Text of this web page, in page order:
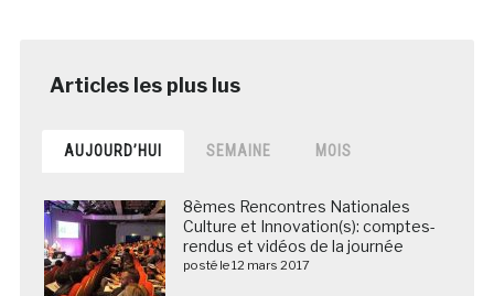
AUJOURD’HUI SEMAINE MOIS
8èmes Rencontres Nationales
Culture et Innovation(s): comptes-
rendus et vidéos de la journée
posté le 12 mars 2017